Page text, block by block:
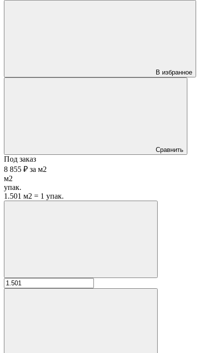
В избранное
Сравнить
Под заказ
8 855 ₽ за м2
м2
упак.
1.501 м2 = 1 упак.